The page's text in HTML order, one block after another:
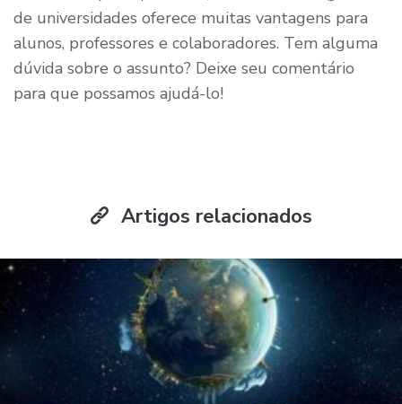
de universidades oferece muitas vantagens para
alunos, professores e colaboradores. Tem alguma
dúvida sobre o assunto? Deixe seu comentário
para que possamos ajudá-lo!
Artigos relacionados